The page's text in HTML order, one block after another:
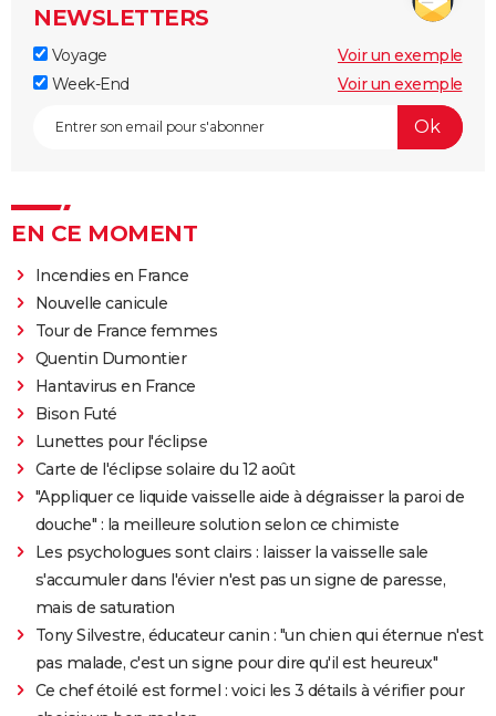
NEWSLETTERS
Voyage
Voir un exemple
Week-End
Voir un exemple
EN CE MOMENT
Incendies en France
Nouvelle canicule
Tour de France femmes
Quentin Dumontier
Hantavirus en France
Bison Futé
Lunettes pour l'éclipse
Carte de l'éclipse solaire du 12 août
"Appliquer ce liquide vaisselle aide à dégraisser la paroi de
douche" : la meilleure solution selon ce chimiste
Les psychologues sont clairs : laisser la vaisselle sale
s'accumuler dans l'évier n'est pas un signe de paresse,
mais de saturation
Tony Silvestre, éducateur canin : "un chien qui éternue n'est
pas malade, c'est un signe pour dire qu'il est heureux"
Ce chef étoilé est formel : voici les 3 détails à vérifier pour